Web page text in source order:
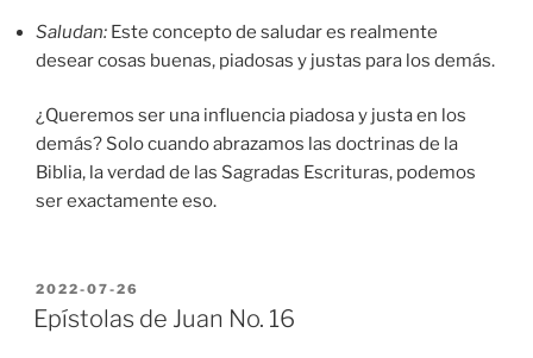
Saludan: Este concepto de saludar es realmente
desear cosas buenas, piadosas y justas para los demás.
¿Queremos ser una influencia piadosa y justa en los
demás? Solo cuando abrazamos las doctrinas de la
Biblia, la verdad de las Sagradas Escrituras, podemos
ser exactamente eso.
POSTED
ON
2022-07-26
Epístolas de Juan No. 16